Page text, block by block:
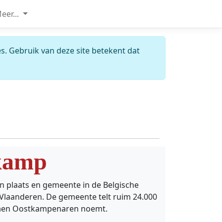
Gebruik van deze site betekent dat
plaats en gemeente in de Belgische
De gemeente telt ruim 24.000
Oostkampenaren noemt.